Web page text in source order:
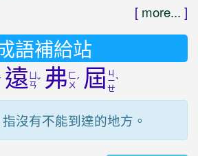
[ more... ]
語補給站
遠ㄩ
ㄢˇ 弗 ㄈ
ㄨˊ 屆 ㄐ
ㄧ
ㄝ
ˋ
沒有不能到達的地方。